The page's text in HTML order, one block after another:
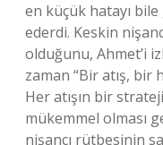
en küçük hatayı
ederdi. Keskin
olduğunu, Ahmet’i
zaman “Bir atış, bir
Her atışın bir
mükemmel olması
nişancı rütbesinin